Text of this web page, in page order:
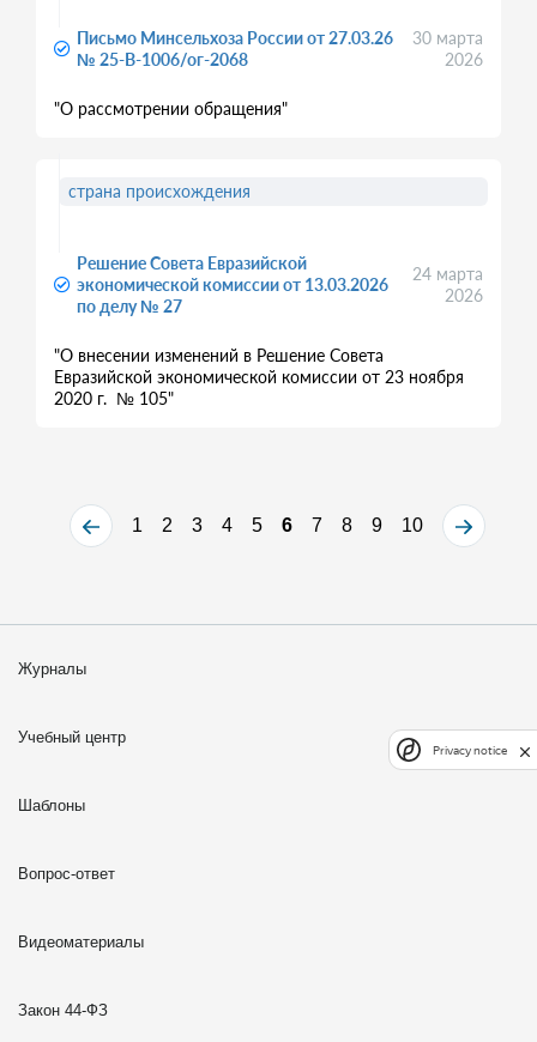
Письмо Минсельхоза России от 27.03.26
№ 25-В-1006/ог-2068
30 марта
2026
"О рассмотрении обращения"
Решение Совета Евразийской
экономической комиссии от 13.03.2026
по делу № 27
24 марта
2026
"О внесении изменений в Решение Совета
Евразийской экономической комиссии от 23 ноября
2020 г. № 105"
страна происхождения
1 2 3 4 5 6 7 8 9 10
Журналы
Учебный центр
Шаблоны
Вопрос-ответ
Видеоматериалы
Закон 44-ФЗ
Privacy notice